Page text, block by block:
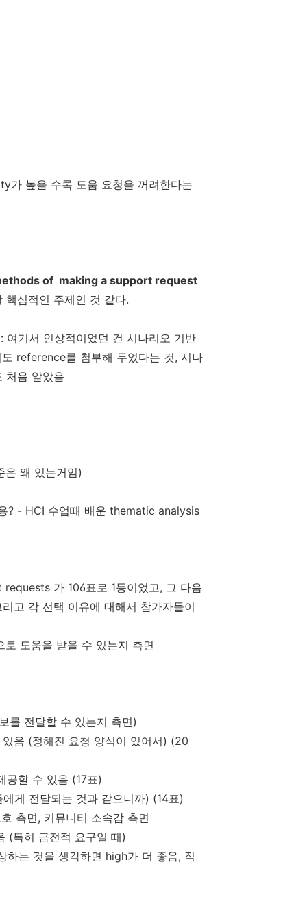
높을 수록 도움 요청을 꺼려한다는
of making a support request
핵심적인 주제인 것 같다.
기서 인상적이었던 건 시나리오 기반
reference를 첨부해 두었다는 것, 시나
처음 알았음
은 왜 있는거임)
? - HCI 수업때 배운 thematic analysis
가 106표로 1등이었고, 그 다음
각 선택 이유에 대해서 참가자들이
로 도움을 받을 수 있는지 측면
를 전달할 수 있는지 측면)
음 (정해진 요청 양식이 있어서) (20
공할 수 있음 (17표)
게 전달되는 것과 같으니까) (14표)
측면, 커뮤니티 소속감 측면
(특히 금전적 요구일 때)
하는 것을 생각하면 high가 더 좋음, 직